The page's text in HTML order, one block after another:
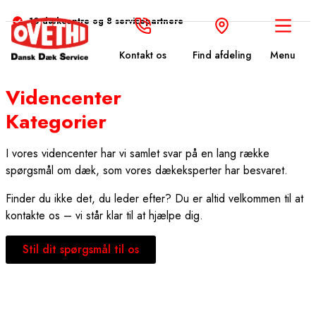
10 dækcentre og 8 servicepartnere
Kontakt os Find afdeling Menu
Videncenter
Kategorier
I vores videncenter har vi samlet svar på en lang række
spørgsmål om dæk, som vores dækeksperter har besvaret.
Finder du ikke det, du leder efter? Du er altid velkommen til at
kontakte os – vi står klar til at hjælpe dig.
Stil dit spørgsmål til os